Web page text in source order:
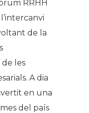
RRHH
de la
les
A dia
en una
del país